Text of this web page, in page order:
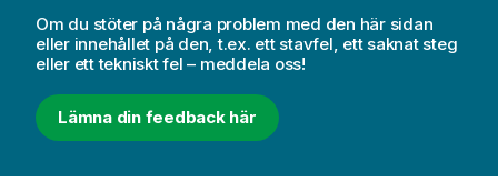
Om du stöter på några problem med den här sidan
eller innehållet på den, t.ex. ett stavfel, ett saknat steg
eller ett tekniskt fel – meddela oss!
Lämna din feedback här